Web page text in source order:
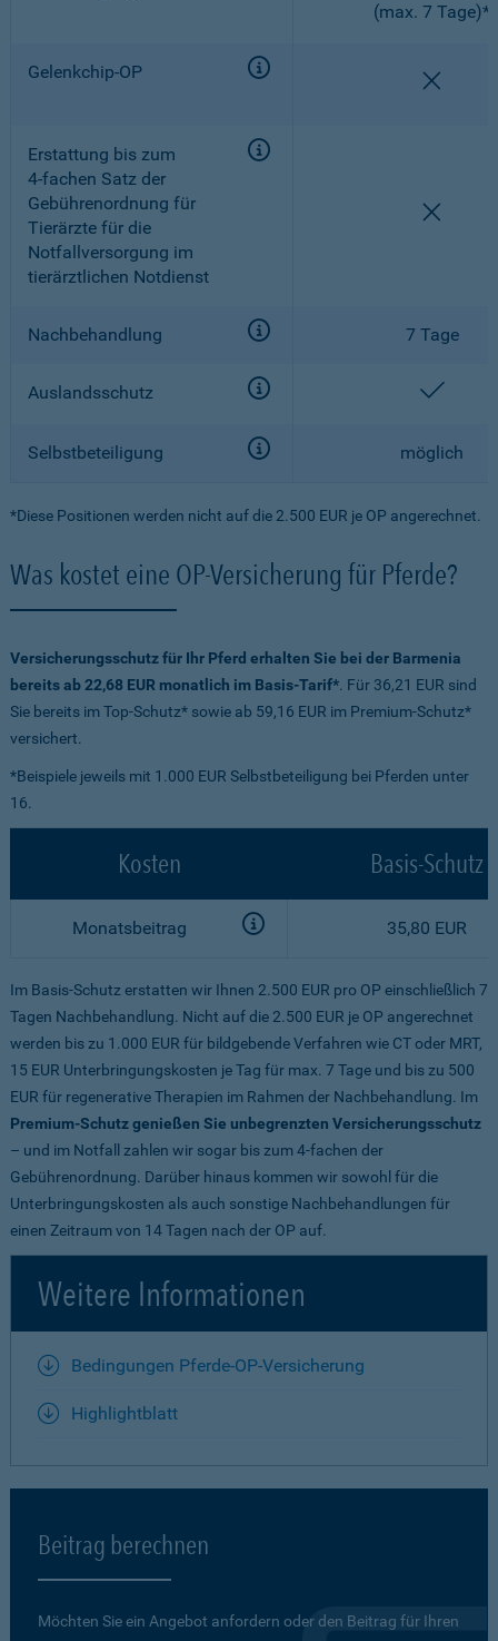
(max. 7 Tage)*
Gelenkchip-OP
Erstattung bis zum
4-fachen Satz der
Gebührenordnung für
Tierärzte für die
Notfallversorgung im
tierärztlichen Notdienst
Nachbehandlung 7 Tage
Auslandsschutz
Selbstbeteiligung möglich
*Diese Positionen werden nicht auf die 2.500 EUR je OP angerechnet.
Was kostet eine OP-Versicherung für Pferde?
Versicherungsschutz für Ihr Pferd erhalten Sie bei der Barmenia
bereits ab 22,68 EUR monatlich im Basis-Tarif*. Für 36,21 EUR sind
Sie bereits im Top-Schutz* sowie ab 59,16 EUR im Premium-Schutz*
versichert.
*Beispiele jeweils mit 1.000 EUR Selbstbeteiligung bei Pferden unter
16.
Kosten Basis-Schutz
Monatsbeitrag 35,80 EUR
Im Basis-Schutz erstatten wir Ihnen 2.500 EUR pro OP einschließlich 7
Tagen Nachbehandlung. Nicht auf die 2.500 EUR je OP angerechnet
werden bis zu 1.000 EUR für bildgebende Verfahren wie CT oder MRT,
15 EUR Unterbringungskosten je Tag für max. 7 Tage und bis zu 500
EUR für regenerative Therapien im Rahmen der Nachbehandlung. Im
Premium-Schutz genießen Sie unbegrenzten Versicherungsschutz
– und im Notfall zahlen wir sogar bis zum 4-fachen der
Gebührenordnung. Darüber hinaus kommen wir sowohl für die
Unterbringungskosten als auch sonstige Nachbehandlungen für
einen Zeitraum von 14 Tagen nach der OP auf.
Weitere Informationen
Bedingungen Pferde-OP-Versicherung
Highlightblatt
Beitrag berechnen
Möchten Sie ein Angebot anfordern oder den Beitrag für Ihren